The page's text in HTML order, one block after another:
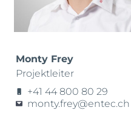
Monty Frey
Projektleiter
+41 44 800 80 29
monty.frey@entec.ch